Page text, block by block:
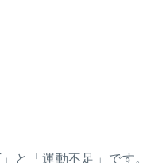
と「運動不足」です。